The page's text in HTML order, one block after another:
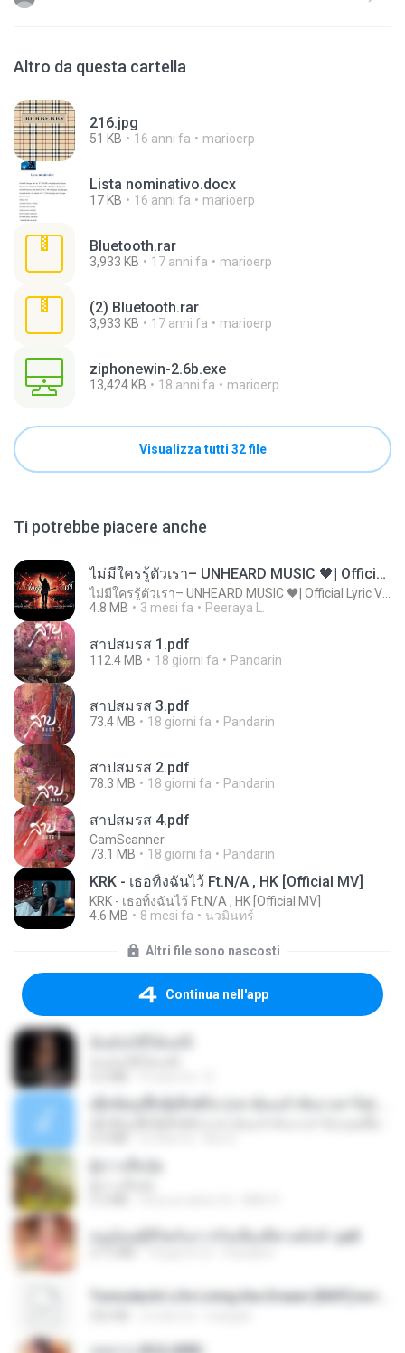
Altro da questa cartella
216.jpg
51 KB 16 anni fa marioerp
Lista nominativo.docx
17 KB 16 anni fa marioerp
Bluetooth.rar
3,933 KB 17 anni fa marioerp
(2) Bluetooth.rar
3,933 KB 17 anni fa marioerp
ziphonewin-2.6b.exe
13,424 KB 18 anni fa marioerp
Visualizza tutti 32 file
Ti potrebbe piacere anche
ไม่มีใครรู้ตัวเรา– UNHEARD MUSIC 🖤| Official Lyric Video | เพลงสู้ชีวิต
4.8 MB
3 mesi fa Peeraya L.
สาปสมรส 1.pdf
112.4 MB 18 giorni fa Pandarin
สาปสมรส 3.pdf
73.4 MB 18 giorni fa Pandarin
สาปสมรส 2.pdf
78.3 MB 18 giorni fa Pandarin
สาปสมรส 4.pdf
CamScanner
73.1 MB
18 giorni fa Pandarin
KRK - เธอทิ้งฉันไว้ Ft.N/A , HK [Official MV]
KRK - เธอทิ้งฉันไว้ Ft.N/A , HK [Official MV]
4.6 MB
8 mesi fa นวมินทร์
Altri file sono nascosti
Continua nell'app
หนูน้อยสู้ชีวิตกับภารกิจเลี้ยงพี่ชายทั้งห้า.pdf